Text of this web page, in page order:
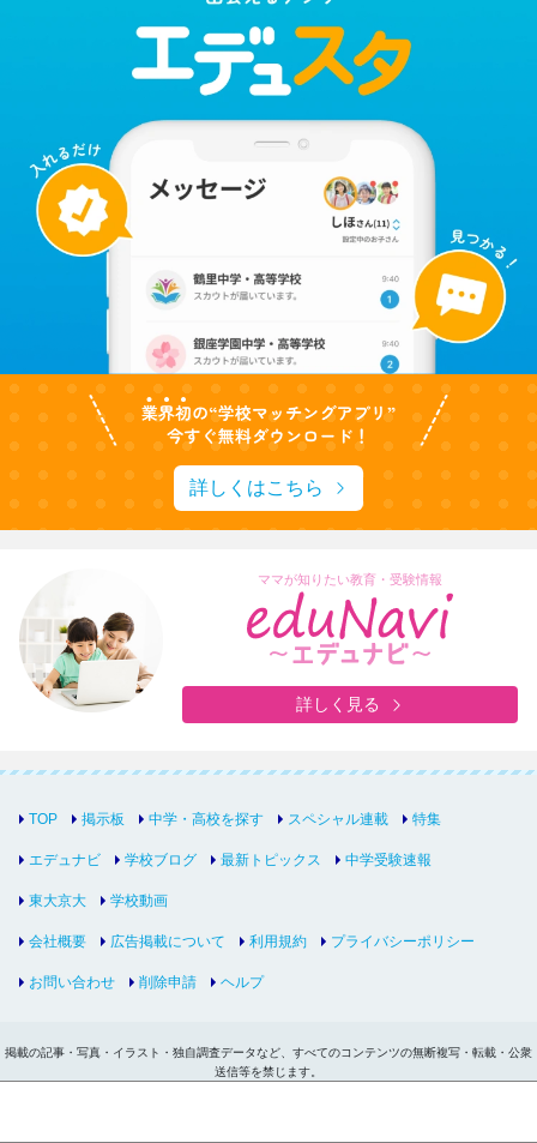
詳しくはこちら
ママが知りたい教育・受験情報
詳しく見る
TOP 掲示板 中学・高校を探す スペシャル連載 特集
エデュナビ 学校ブログ 最新トピックス 中学受験速報
東大京大 学校動画
会社概要 広告掲載について 利用規約 プライバシーポリシー
お問い合わせ 削除申請 ヘルプ
掲載の記事・写真・イラスト・独自調査データなど、すべてのコンテンツの無断複写・転載・公衆
送信等を禁じます。